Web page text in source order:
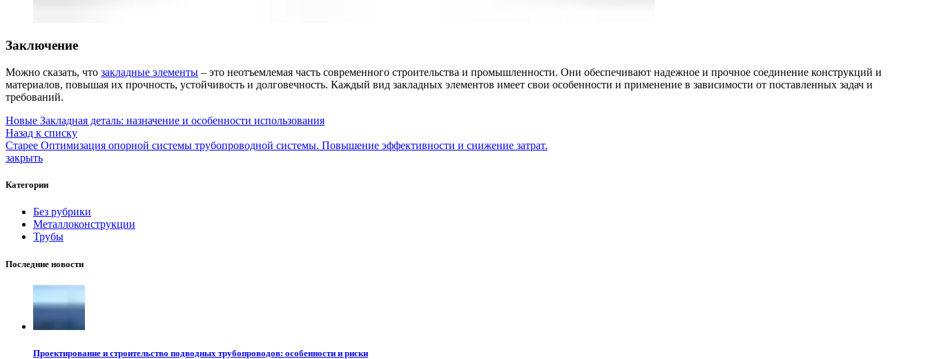
Заключение
Можно сказать, что закладные элементы – это неотъемлемая часть современного строительства и промышленности. Они обеспечивают надежное и прочное соединение конструкций и
материалов, повышая их прочность, устойчивость и долговечность. Каждый вид закладных элементов имеет свои особенности и применение в зависимости от поставленных задач и
требований.
Новые Закладная деталь: назначение и особенности использования
Назад к списку
Старее Оптимизация опорной системы трубопроводной системы. Повышение эффективности и снижение затрат.
закрыть
Категории
Без рубрики
Металлоконструкции
Трубы
Последние новости
Проектирование и строительство подводных трубопроводов: особенности и риски